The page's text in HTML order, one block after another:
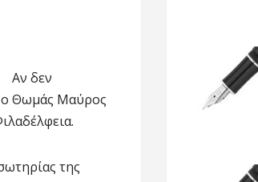
Αν δεν
ο Θωμάς Μαύρος
της